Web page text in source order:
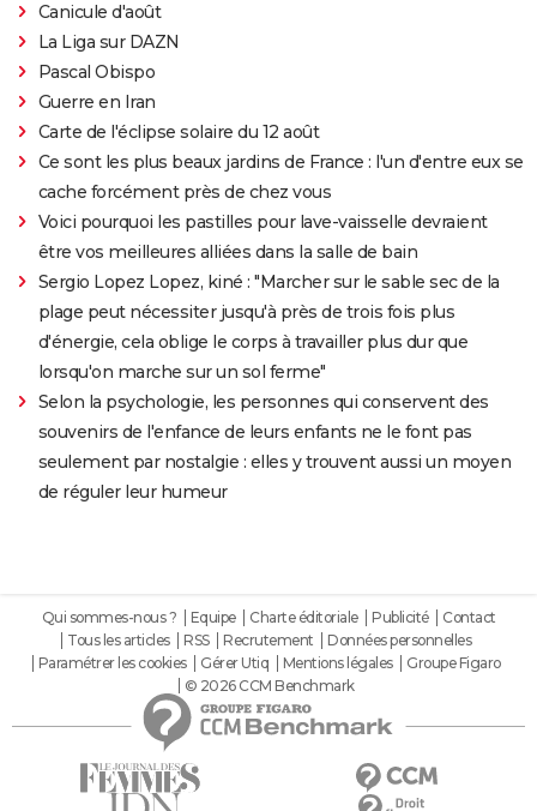
Canicule d'août
La Liga sur DAZN
Pascal Obispo
Guerre en Iran
Carte de l'éclipse solaire du 12 août
Ce sont les plus beaux jardins de France : l'un d'entre eux se
cache forcément près de chez vous
Voici pourquoi les pastilles pour lave-vaisselle devraient
être vos meilleures alliées dans la salle de bain
Sergio Lopez Lopez, kiné : "Marcher sur le sable sec de la
plage peut nécessiter jusqu'à près de trois fois plus
d'énergie, cela oblige le corps à travailler plus dur que
lorsqu'on marche sur un sol ferme"
Selon la psychologie, les personnes qui conservent des
souvenirs de l'enfance de leurs enfants ne le font pas
seulement par nostalgie : elles y trouvent aussi un moyen
de réguler leur humeur
Qui sommes-nous ? Equipe Charte éditoriale Publicité
Contact
Tous les articles
RSS Recrutement
Données personnelles
Paramétrer les cookies
Gérer Utiq Mentions légales
Groupe Figaro
© 2026 CCM Benchmark